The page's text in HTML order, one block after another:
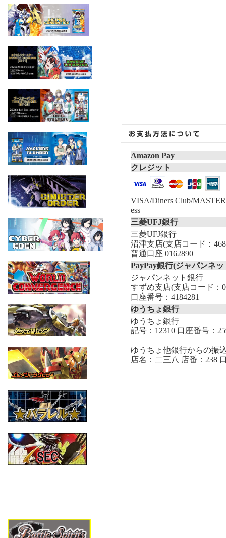
Amazon Pay
クレジット
VISA/Diners Club/
ess
三菱UFJ銀行
三菱UFJ銀行
沼津支店(支店コード：
普通口座 0162890
PayPay銀行(ジャパンネ
ジャパンネット銀行
すずめ支店(支店コード：
口座番号：4184281
ゆうちょ銀行
ゆうちょ銀行
記号：12310 口座番号：
ゆうちょ他銀行からの振
店名：二三八 店番：238